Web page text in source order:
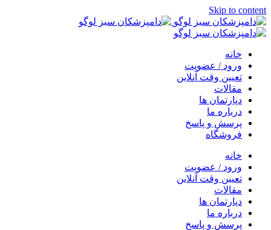
Skip to content
خانه
ورود / عضویت
تعیین وقت آنلاین
مقالات
دپارتمان ها
درباره ما
پرسش و پاسخ
فروشگاه
خانه
ورود / عضویت
تعیین وقت آنلاین
مقالات
دپارتمان ها
درباره ما
پرسش و پاسخ